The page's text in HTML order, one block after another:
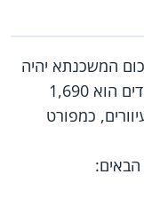
המשכנתא יהיה
גבוה יותר, כאשר הניקוד המירבי ליחידים הוא 1,690
כמפורט
הבאים: